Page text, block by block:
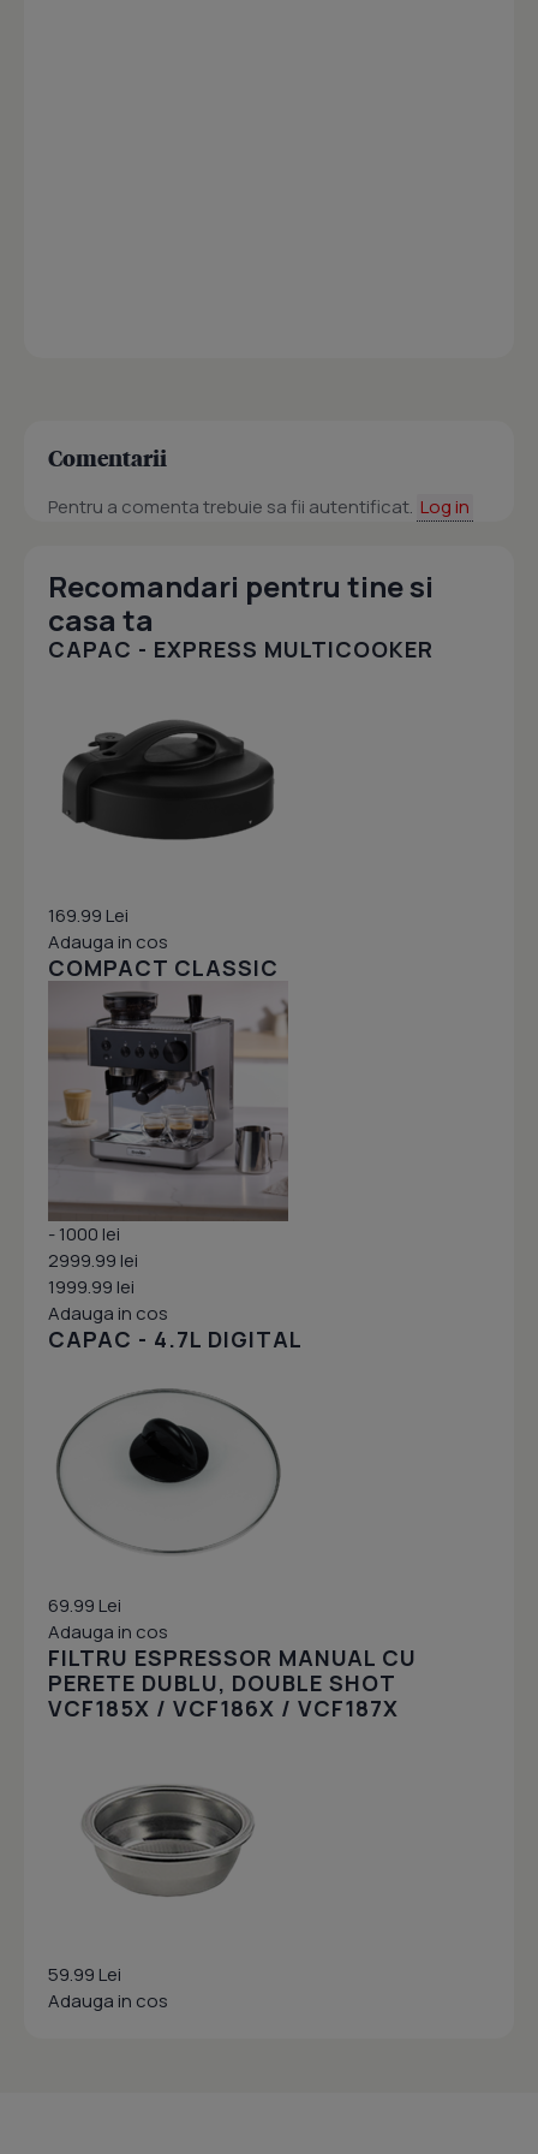
Comentarii
Pentru a comenta trebuie sa fii autentificat. Log in
Recomandari pentru tine si
casa ta
CAPAC - EXPRESS MULTICOOKER
169.99 Lei
Adauga in cos
COMPACT CLASSIC
- 1000 lei
2999.99 lei
1999.99 lei
Adauga in cos
CAPAC - 4.7L DIGITAL
69.99 Lei
Adauga in cos
FILTRU ESPRESSOR MANUAL CU
PERETE DUBLU, DOUBLE SHOT
VCF185X / VCF186X / VCF187X
59.99 Lei
Adauga in cos